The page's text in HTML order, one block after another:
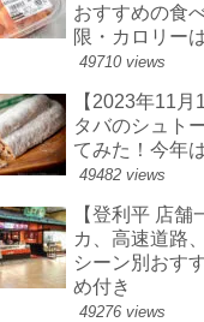
おすすめの食
限・カロリー
49710 views
【2023年11月
タバのシュト
てみた！今年
49482 views
【登利平 店舗
カ、高速道路
シーン別おす
め付き
49276 views